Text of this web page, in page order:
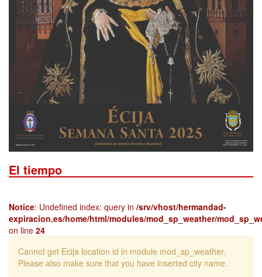
El tiempo
Notice: Undefined index: query in /srv/vhost/hermandad-
expiracion.es/home/html/modules/mod_sp_weather/
on line 24
Cannot get Ecija location id in module mod_sp_weather.
Please also make sure that you have inserted city name.